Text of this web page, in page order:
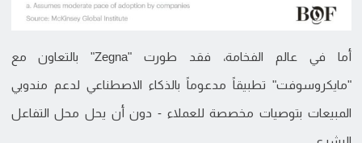
أما في عالم الفخامة، فقد طورت "Zegna" بالتعاون مع
"مايكروسوفت" تطبيقاً مدعوماً بالذكاء الاصطناعي لدعم مندوبي
المبيعات بتوصيات مخصصة للعملاء - دون أن يحل محل التفاعل